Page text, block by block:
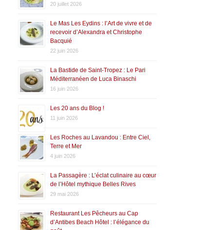
20 juillet 2026
Le Mas Les Eydins : l’Art de vivre et de
recevoir d’Alexandra et Christophe
Bacquié
22 juin 2026
La Bastide de Saint-Tropez : Le Pari
Méditerranéen de Luca Binaschi
16 juin 2026
Les 20 ans du Blog !
11 juin 2026
Les Roches au Lavandou : Entre Ciel,
Terre et Mer
4 juin 2026
La Passagère : L’éclat culinaire au cœur
de l’Hôtel mythique Belles Rives
29 mai 2026
Restaurant Les Pêcheurs au Cap
d’Antibes Beach Hôtel : l’élégance du